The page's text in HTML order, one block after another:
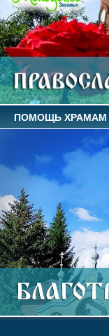
ПОМОЩЬ ХРАМАМ